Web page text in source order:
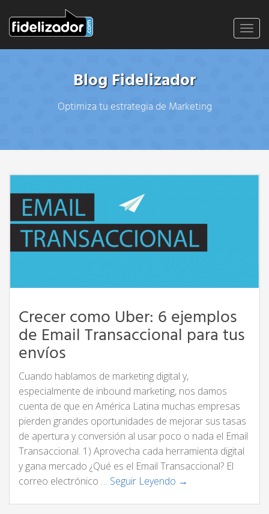
Blog Fidelizador
Optimiza tu estrategia de Marketing
Crecer como Uber: 6 ejemplos
de Email Transaccional para tus
envíos
Cuando hablamos de marketing digital y,
especialmente de inbound marketing, nos damos
cuenta de que en América Latina muchas empresas
pierden grandes oportunidades de mejorar sus tasas
de apertura y conversión al usar poco o nada el Email
Transaccional. 1) Aprovecha cada herramienta digital
y gana mercado ¿Qué es el Email Transaccional? El
correo electrónico … Seguir Leyendo →